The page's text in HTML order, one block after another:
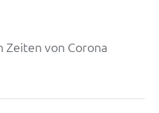
Zeiten von Corona